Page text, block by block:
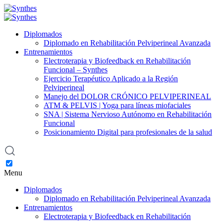
Diplomados
Diplomado en Rehabilitación Pelviperineal Avanzada
Entrenamientos
Electroterapia y Biofeedback en Rehabilitación
Funcional – Synthes
Ejercicio Terapéutico Aplicado a la Región
Pelviperineal
Manejo del DOLOR CRÓNICO PELVIPERINEAL
ATM & PELVIS | Yoga para líneas miofaciales
SNA | Sistema Nervioso Autónomo en Rehabilitación
Funcional
Posicionamiento Digital para profesionales de la salud
Menu
Diplomados
Diplomado en Rehabilitación Pelviperineal Avanzada
Entrenamientos
Electroterapia y Biofeedback en Rehabilitación